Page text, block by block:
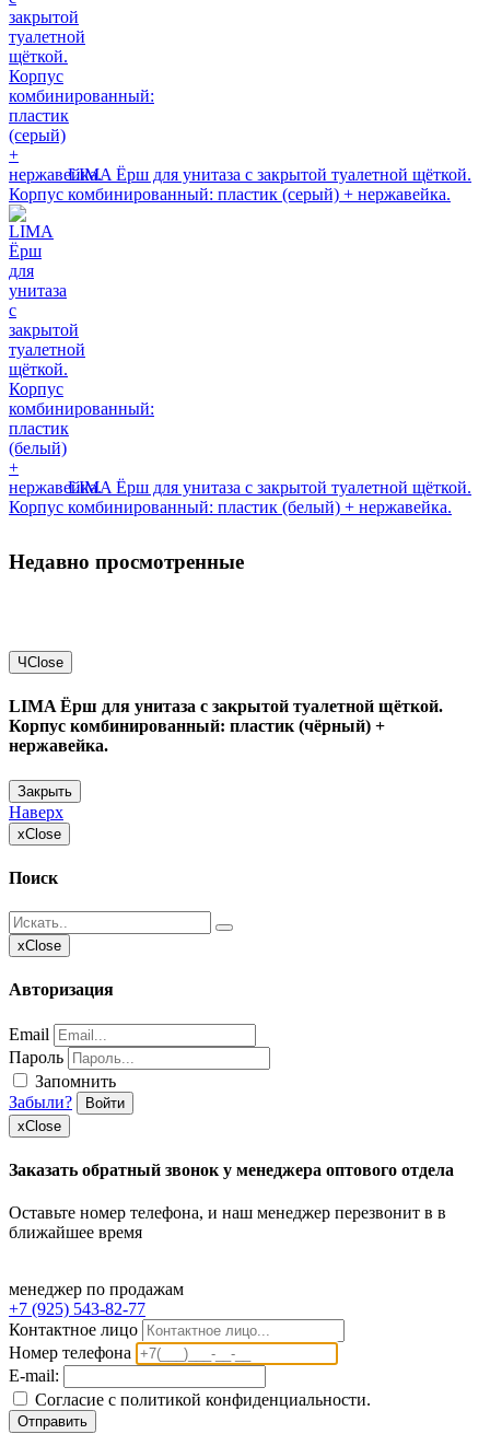
LIMA Ёрш для унитаза с закрытой туалетной щёткой.
Корпус комбинированный: пластик (серый) + нержавейка.
LIMA Ёрш для унитаза с закрытой туалетной щёткой.
Корпус комбинированный: пластик (белый) + нержавейка.
Недавно просмотренные
ЧClose
LIMA Ёрш для унитаза с закрытой туалетной щёткой.
Корпус комбинированный: пластик (чёрный) +
нержавейка.
Закрыть
Наверх
xClose
Поиск
xClose
Авторизация
Email
Пароль
Запомнить
Забыли?
Войти
xClose
Заказать обратный звонок у менеджера оптового отдела
Оставьте номер телефона, и наш менеджер перезвонит в в
ближайшее время
менеджер по продажам
+7 (925) 543-82-77
Контактное лицо
Номер телефона
E-mail:
Согласие с политикой конфиденциальности.
Отправить